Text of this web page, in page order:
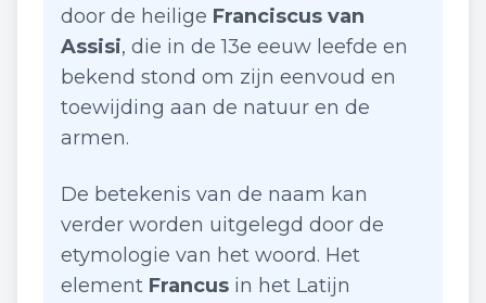
door de heilige Franciscus van
Assisi, die in de 13e eeuw leefde en
bekend stond om zijn eenvoud en
toewijding aan de natuur en de
armen.
De betekenis van de naam kan
verder worden uitgelegd door de
etymologie van het woord. Het
element Francus in het Latijn